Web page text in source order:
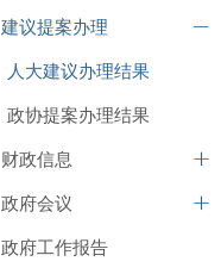
建议提案办理
人大建议办理结果
政协提案办理结果
财政信息
政府会议
政府工作报告